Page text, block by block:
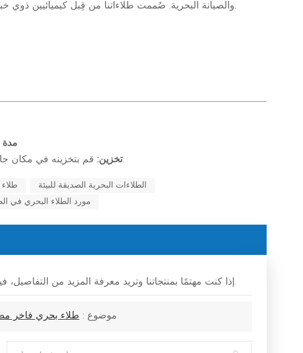
والصيانة البحرية. صُممت طلاءاتنا من قِبل كيميائيين ذوي خبرة، وتم اختبارها في ظروف بحرية قاسية لضمان المتانة والموثوقية.
مدة
تخزين:قم بتخزينه في مكان جاف وجيد التهوية بعيدًا عن أشعة الشمس المباشرة ومصادر الاشتعال.
الطلاءات البحرية الصديقة للبيئة
مورد الطلاء البحري في
إذا كنت مهتمًا بمنتجاتنا وتريد معرفة المزيد من التفاصيل، فيرجى ترك رسالة هنا، وسنقوم بالرد عليك في أقرب وقت ممكن.
موضوع : طلاء بحري فاخر